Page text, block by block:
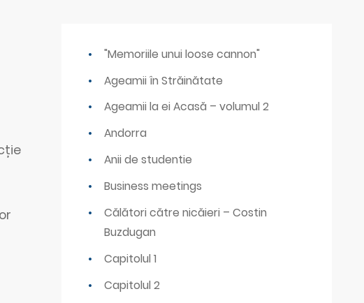
"Memoriile unui loose cannon"
Ageamii în Străinătate
Ageamii la ei Acasă – volumul 2
Andorra
Anii de studentie
Business meetings
Călători către nicăieri – Costin
Buzdugan
Capitolul 1
Capitolul 2